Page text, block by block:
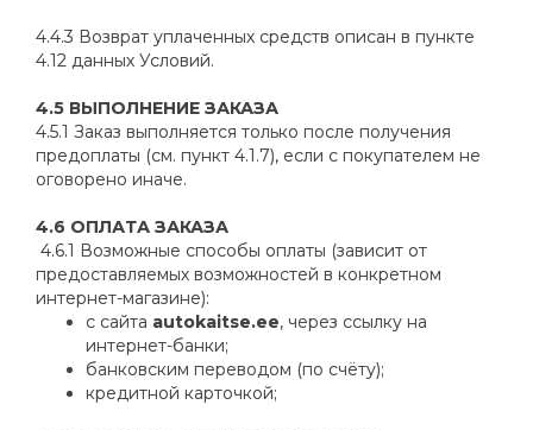
4.4.3 Возврат уплаченных средств описан в пункте
4.12 данных Условий.
4.5 ВЫПОЛНЕНИЕ ЗАКАЗА
4.5.1 Заказ выполняется только после получения
предоплаты (см. пункт 4.1.7), если с покупателем не
оговорено иначе.
4.6 ОПЛАТА ЗАКАЗА
4.6.1 Возможные способы оплаты (зависит от
предоставляемых возможностей в конкретном
интернет-магазине):
с сайта autokaitse.ee, через ссылку на
интернет-банки;
банковским переводом (по счёту);
кредитной карточкой;